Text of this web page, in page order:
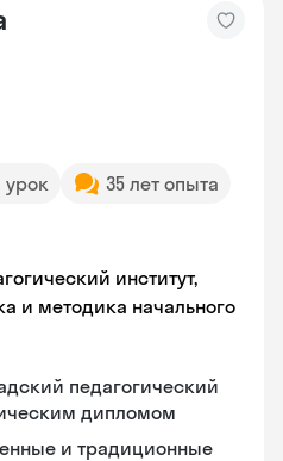
урок
35 лет опыта
институт,
и методика начального
педагогический
дипломом
и традиционные